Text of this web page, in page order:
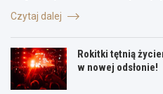
Czytaj dalej
Rokitki tętnią
w nowej odsłonie!